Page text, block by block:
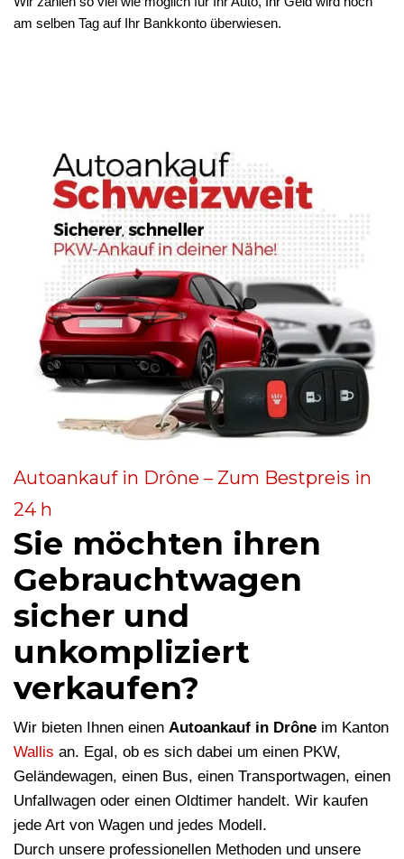
am selben Tag auf Ihr Bankkonto überwiesen.
Autoankauf in Drône – Zum Bestpreis in
24 h
Sie möchten ihren
Gebrauchtwagen
sicher und
unkompliziert
verkaufen?
Wir bieten Ihnen einen Autoankauf in Drône im Kanton
Wallis an. Egal, ob es sich dabei um einen PKW,
Geländewagen, einen Bus, einen Transportwagen, einen
Unfallwagen oder einen Oldtimer handelt. Wir kaufen
jede Art von Wagen und jedes Modell.
Durch unsere professionellen Methoden und unsere